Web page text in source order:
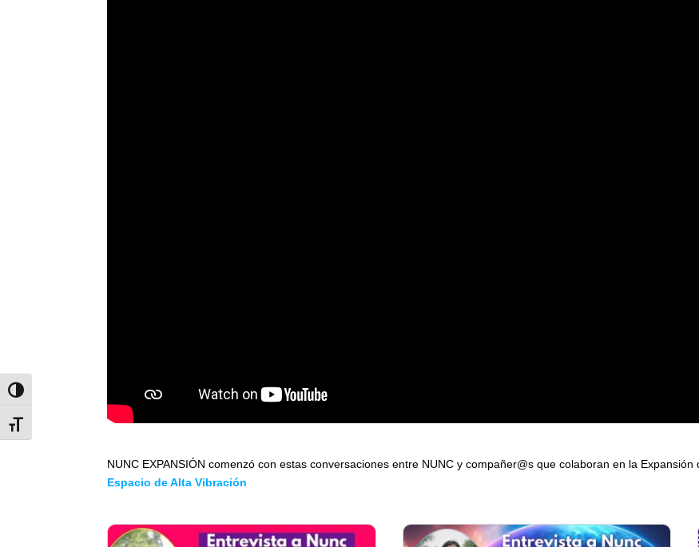
Alternar alto contraste
Alternar tamaño de letra
NUNC EXPANSIÓN comenzó con estas conversaciones entre NUNC y compañer@s que colaboran en la
Espacio de Alta Vibración